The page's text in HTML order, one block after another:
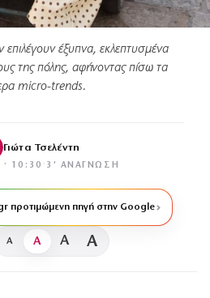
επιλέγουν έξυπνα, εκλεπτυσμένα
της πόλης, αφήνοντας πίσω τα
micro-trends.
Γιώτα Τσελέντη
10:30 · 3′ ΑΝΆΓΝΩΣΗ
προτιμώμενη πηγή στην Google
A A A A